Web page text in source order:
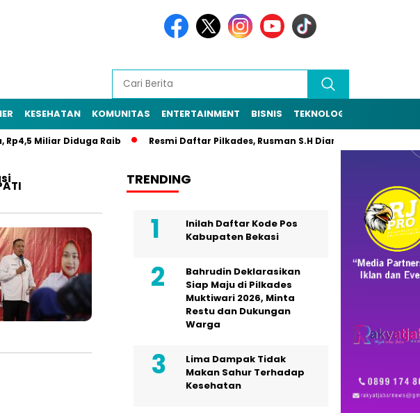
KESEHATAN KOMUNITAS ENTERTAINMENT BISNIS TEKNOLOGI
Miliar Diduga Raib Resmi Daftar Pilkades, Rusman S.H Diantar Sekitar 1.000
TRENDING
Inilah Daftar Kode Pos
Kabupaten Bekasi
Bahrudin Deklarasikan
Siap Maju di Pilkades
Muktiwari 2026, Minta
Restu dan Dukungan
Warga
Lima Dampak Tidak
Makan Sahur Terhadap
Kesehatan